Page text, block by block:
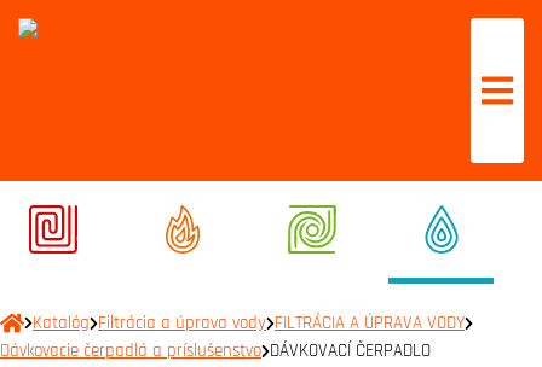
Katalóg Filtrácia a úprava vody FILTRÁCIA A ÚPRAVA VODY
Dávkovacie čerpadlá a príslušenstvo DÁVKOVACÍ ČERPADLO